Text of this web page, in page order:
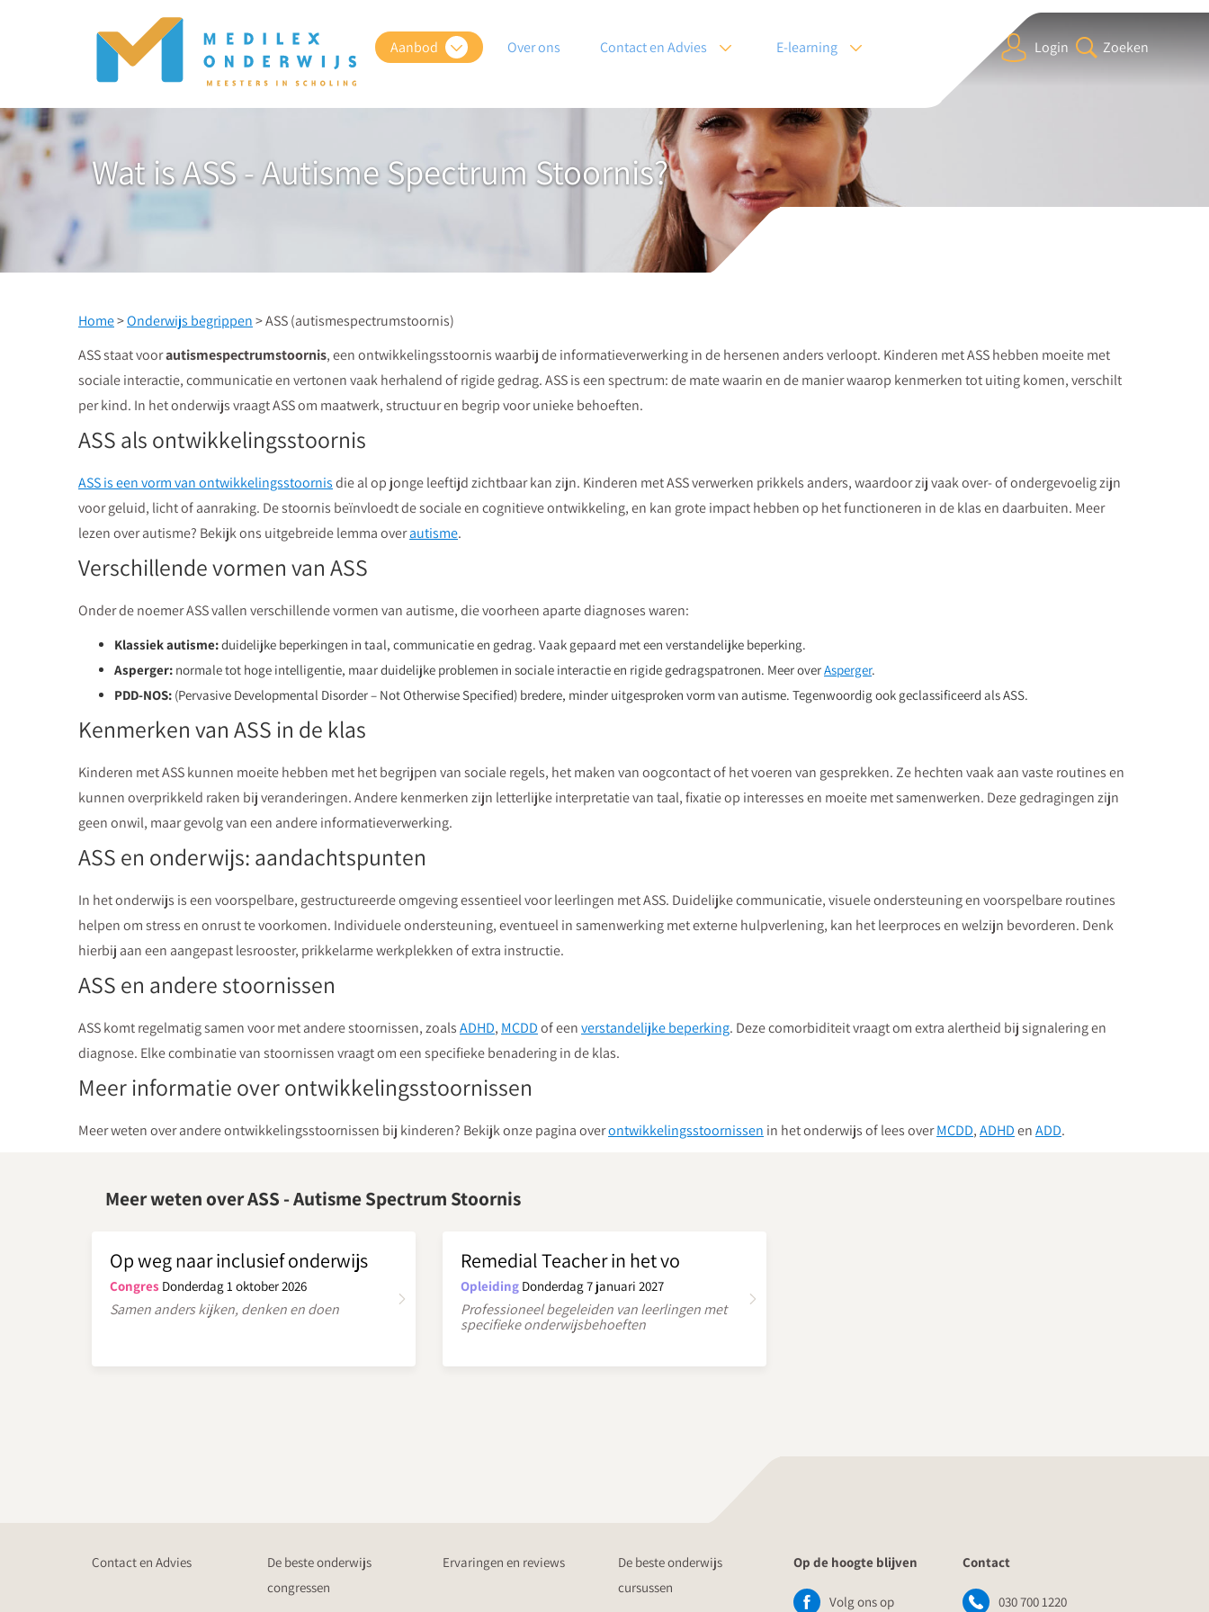
Aanbod Over ons Contact en Advies E-learning Login Zoeken
Wat is ASS - Autisme Spectrum Stoornis?
Home>Onderwijs begrippen> ASS (autismespectrumstoornis)
ASS staat voorautismespectrumstoornis, een ontwikkelingsstoornis waarbij de informatieverwerking in de hersenen anders verloopt. Kinderen met ASS hebben moeite met
sociale interactie, communicatie en vertonen vaak herhalend of rigide gedrag. ASS is een spectrum: de mate waarin en de manier waarop kenmerken tot uiting komen, verschilt
per kind. In het onderwijs vraagt ASS om maatwerk, structuur en begrip voor unieke behoeften.
ASS als ontwikkelingsstoornis
ASS is een vorm van ontwikkelingsstoornisdie al op jonge leeftijd zichtbaar kan zijn. Kinderen met ASS verwerken prikkels anders, waardoor zij vaak over- of ondergevoelig zijn
voor geluid, licht of aanraking. De stoornis beïnvloedt de sociale en cognitieve ontwikkeling, en kan grote impact hebben op het functioneren in de klas en daarbuiten. Meer
lezen over autisme? Bekijk ons uitgebreide lemma overautisme.
Verschillende vormen van ASS
Onder de noemer ASS vallen verschillende vormen van autisme, die voorheen aparte diagnoses waren:
Klassiek autisme:duidelijke beperkingen in taal, communicatie en gedrag. Vaak gepaard met een verstandelijke beperking.
Asperger: normale tot hoge intelligentie, maar duidelijke problemen in sociale interactie en rigide gedragspatronen. Meer overAsperger.
PDD-NOS: (Pervasive Developmental Disorder – Not Otherwise Specified) bredere, minder uitgesproken vorm van autisme. Tegenwoordig ook geclassificeerd als ASS.
Kenmerken van ASS in de klas
Kinderen met ASS kunnen moeite hebben met het begrijpen van sociale regels, het maken van oogcontact of het voeren van gesprekken. Ze hechten vaak aan vaste routines en
kunnen overprikkeld raken bij veranderingen. Andere kenmerken zijn letterlijke interpretatie van taal, fixatie op interesses en moeite met samenwerken. Deze gedragingen zijn
geen onwil, maar gevolg van een andere informatieverwerking.
ASS en onderwijs: aandachtspunten
In het onderwijs is een voorspelbare, gestructureerde omgeving essentieel voor leerlingen met ASS. Duidelijke communicatie, visuele ondersteuning en voorspelbare routines
helpen om stress en onrust te voorkomen. Individuele ondersteuning, eventueel in samenwerking met externe hulpverlening, kan het leerproces en welzijn bevorderen. Denk
hierbij aan een aangepast lesrooster, prikkelarme werkplekken of extra instructie.
ASS en andere stoornissen
ASS komt regelmatig samen voor met andere stoornissen, zoalsADHD, MCDDof eenverstandelijke beperking. Deze comorbiditeit vraagt om extra alertheid bij signalering en
diagnose. Elke combinatie van stoornissen vraagt om een specifieke benadering in de klas.
Meer informatie over ontwikkelingsstoornissen
Meer weten over andere ontwikkelingsstoornissen bij kinderen? Bekijk onze pagina overontwikkelingsstoornissen in het onderwijs of lees overMCDD,ADHDenADD.
Meer weten over ASS - Autisme Spectrum Stoornis
Op weg naar inclusief onderwijs
Congres Donderdag 1 oktober 2026
Samen anders kijken, denken en doen
Remedial Teacher in het vo
Opleiding Donderdag 7 januari 2027
Professioneel begeleiden van leerlingen met
specifieke onderwijsbehoeften
Contact en Advies
De beste onderwijs
congressen
Ervaringen en reviews
De beste onderwijs
cursussen
Op de hoogte blijven
Volg ons op
Contact
030 700 1220